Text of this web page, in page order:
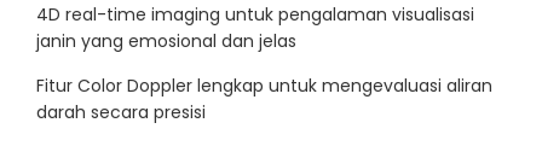
4D real-time imaging untuk pengalaman visualisasi
janin yang emosional dan jelas
Fitur Color Doppler lengkap untuk mengevaluasi aliran
darah secara presisi